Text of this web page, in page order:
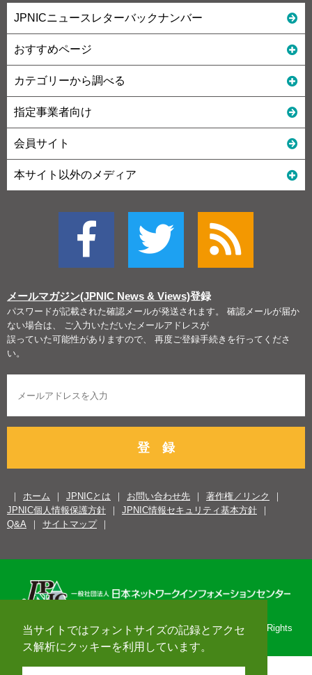
当サイトではフォントサイズの記録とアクセ
ス解析にクッキーを利用しています。
JPNICニュースレターバックナンバー
おすすめページ
カテゴリーから調べる
指定事業者向け
会員サイト
本サイト以外のメディア
メールマガジン(JPNIC News & Views)登録
パスワードが記載された確認メールが発送されます。 確認メールが届か
ない場合は、 ご入力いただいたメールアドレスが
誤っていた可能性がありますので、 再度ご登録手続きを行ってくださ
い。
登 録
ホーム JPNICとは お問い合わせ先
著作権／リンク
JPNIC個人情報保護方針
JPNIC情報セキュリティ基本方針
Q&A
サイトマップ
Copyright© 1996-2026 Japan Network Information Center. All Rights
Reserved.